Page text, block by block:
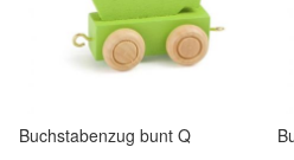
Buchstabenzug bunt Q